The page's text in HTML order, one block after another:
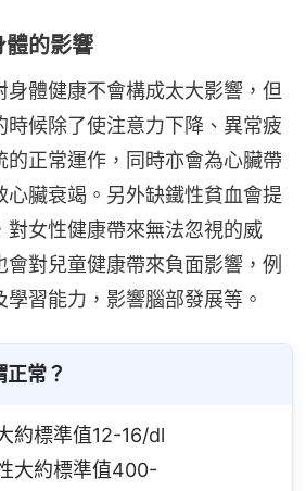
體的影響
體健康不會構成太大影響，但
時候除了使注意力下降、異常疲
的正常運作，同時亦會為心臟帶
心臟衰竭。另外缺鐵性貧血會提
對女性健康帶來無法忽視的威
對兒童健康帶來負面影響，例
習能力，影響腦部發展等。
正常？
約標準值12-16/dl
大約標準值400-